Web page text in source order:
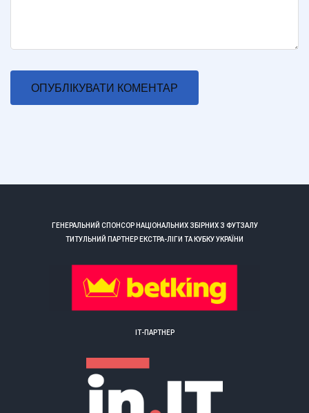
ГЕНЕРАЛЬНИЙ СПОНСОР НАЦІОНАЛЬНИХ ЗБІРНИХ З ФУТЗАЛУ
ТИТУЛЬНИЙ ПАРТНЕР ЕКСТРА-ЛІГИ ТА КУБКУ УКРАЇНИ
ІТ-ПАРТНЕР